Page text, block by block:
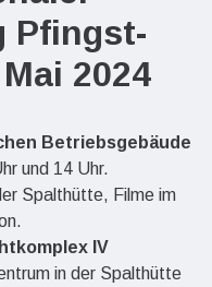
Pfingst-
2024
Betriebsgebäude
und 14 Uhr.
Spalthütte, Filme im
IV
in der Spalthütte